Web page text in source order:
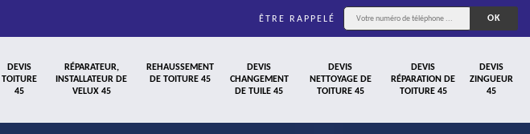
ÊTRE RAPPELÉ
DEVIS
TOITURE
45
RÉPARATEUR,
INSTALLATEUR DE
VELUX 45
REHAUSSEMENT
DE TOITURE 45
DEVIS
CHANGEMENT
DE TUILE 45
DEVIS
NETTOYAGE DE
TOITURE 45
DEVIS
RÉPARATION DE
TOITURE 45
DEVIS
ZINGUEUR
45